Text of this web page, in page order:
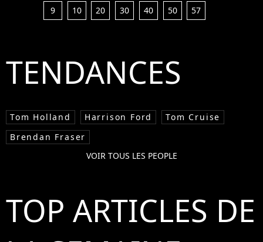
9
10 20 30 40 50 57
TENDANCES
Tom Holland Harrison Ford
Tom Cruise
Brendan Fraser
VOIR TOUS LES PEOPLE
TOP ARTICLES DE